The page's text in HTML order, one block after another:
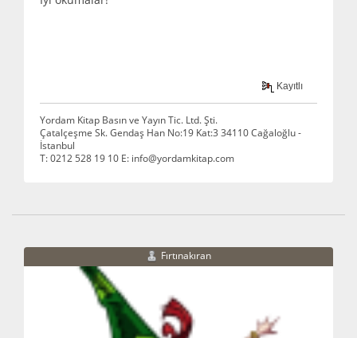
Kayıtlı
Yordam Kitap Basın ve Yayın Tic. Ltd. Şti.
Çatalçeşme Sk. Gendaş Han No:19 Kat:3 34110 Cağaloğlu -
İstanbul
T: 0212 528 19 10 E: info@yordamkitap.com
Fırtınakıran